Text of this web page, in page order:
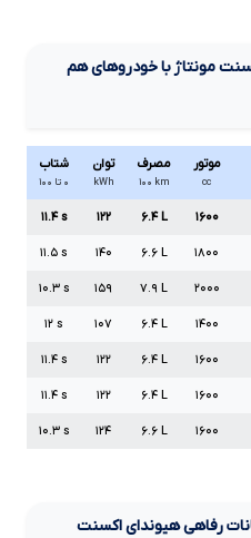
مونتاژ با خودروهای هم
موتور
cc
مصرف
km ۱۰۰
توان
kWh
شتاب
۰ تا ۱۰۰
۱۶۰۰ L ۶.۴ ۱۲۲ s ۱۱.۴
۱۸۰۰ L ۶.۶ ۱۴۰ s ۱۱.۵
۲۰۰۰ L ۷.۹ ۱۵۹ s ۱۰.۳
۱۴۰۰ L ۶.۴ ۱۰۷ s ۱۲
۱۶۰۰ L ۶.۴ ۱۲۲ s ۱۱.۴
۱۶۰۰ L ۶.۴ ۱۲۲ s ۱۱.۴
۱۶۰۰ L ۶.۶ ۱۲۴ s ۱۰.۳
رفاهی هیوندای اکسنت